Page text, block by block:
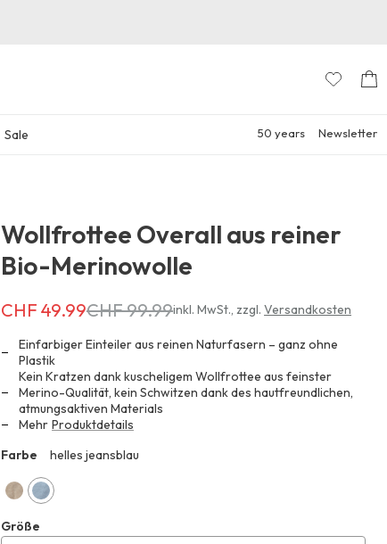
Sale 50 years Newsletter
Wollfrottee Overall aus reiner
Bio-Merinowolle
Erhältlich
CHF 49.99
anstatt
CHF 99.99
CHF 49.99CHF 99.99inkl. MwSt.,zzgl. Versandkosten
Einfarbiger Einteiler aus reinen Naturfasern – ganz ohne
Plastik
Kein Kratzen dank kuscheligem Wollfrottee aus feinster
Merino-Qualität, kein Schwitzen dank des hautfreundlichen,
atmungsaktiven Materials
Mehr Produktdetails
Farbe
helles jeansblau
jeansblau
Größe